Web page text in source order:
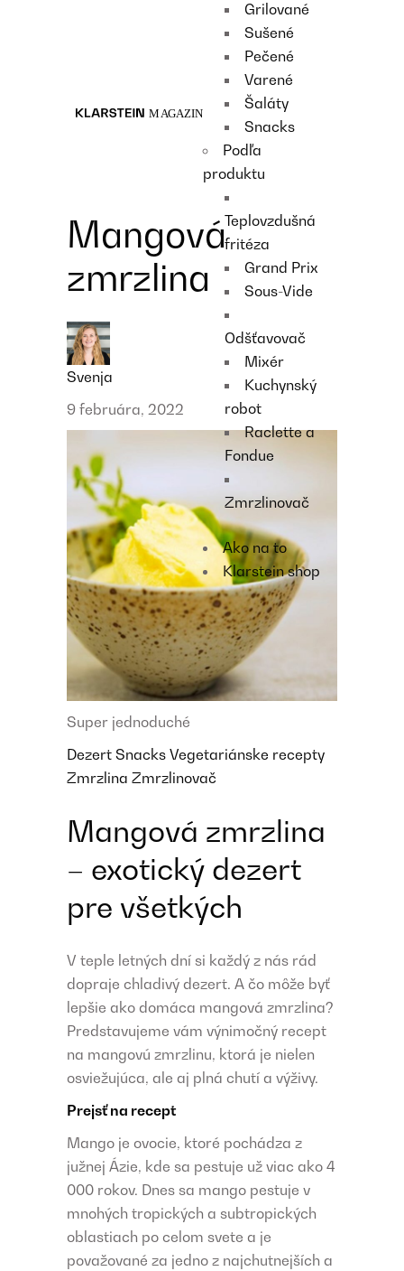
Grilované
Sušené
Pečené
Varené
Šaláty
Snacks
Podľa
produktu
Teplovzdušná
fritéza
Grand Prix
Sous-Vide
Odšťavovač
Mixér
Kuchynský
robot
Raclette a
Fondue
Zmrzlinovač
Ako na to
Klarstein shop
Mangová
zmrzlina
Svenja
9 februára, 2022
Super jednoduché
Dezert Snacks Vegetariánske recepty
Zmrzlina Zmrzlinovač
Mangová zmrzlina
– exotický dezert
pre všetkých
V teple letných dní si každý z nás rád
dopraje chladivý dezert. A čo môže byť
lepšie ako domáca mangová zmrzlina?
Predstavujeme vám výnimočný recept
na mangovú zmrzlinu, ktorá je nielen
osviežujúca, ale aj plná chutí a výživy.
Prejsť na recept
Mango je ovocie, ktoré pochádza z
južnej Ázie, kde sa pestuje už viac ako 4
000 rokov. Dnes sa mango pestuje v
mnohých tropických a subtropických
oblastiach po celom svete a je
považované za jedno z najchutnejších a